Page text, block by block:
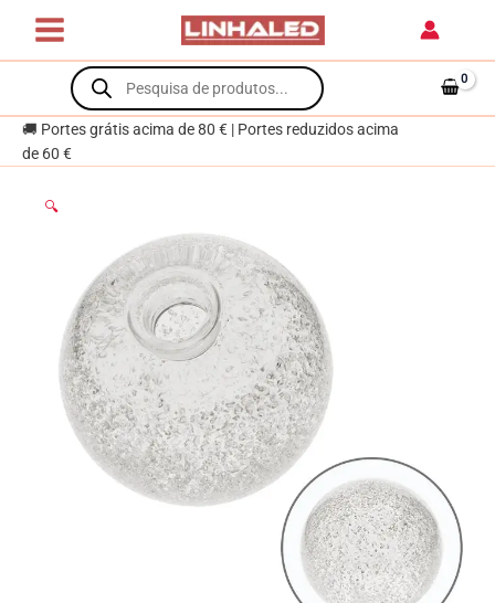
content
Products
search
🚚 Portes grátis acima de 80 € | Portes reduzidos acima
de 60 €
🔍
de
vidro
transparente
D.10cm
com
rosca